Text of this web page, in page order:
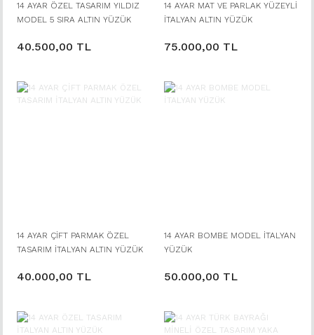
14 AYAR ÖZEL TASARIM YILDIZ
MODEL 5 SIRA ALTIN YÜZÜK
40.500,00 TL
14 AYAR MAT VE PARLAK YÜZEYLİ
İTALYAN ALTIN YÜZÜK
75.000,00 TL
14 AYAR ÇİFT PARMAK ÖZEL
TASARIM İTALYAN ALTIN YÜZÜK
40.000,00 TL
14 AYAR BOMBE MODEL İTALYAN
YÜZÜK
50.000,00 TL